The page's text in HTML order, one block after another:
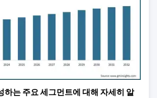
하는 주요 세그먼트에 대해 자세히 알